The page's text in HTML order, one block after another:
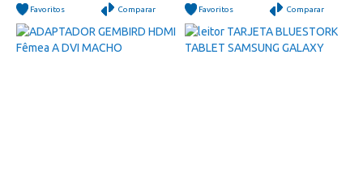
Favoritos Comparar Favoritos Comparar